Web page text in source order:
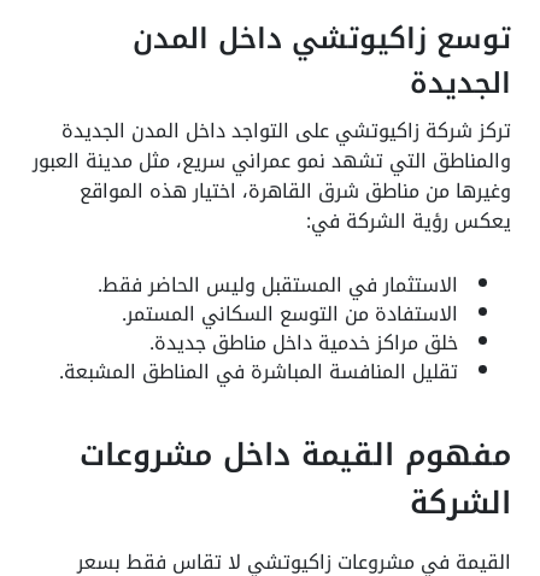
توسع زاكيوتشي داخل المدن
الجديدة
تركز شركة زاكيوتشي على التواجد داخل المدن الجديدة
والمناطق التي تشهد نمو عمراني سريع، مثل مدينة العبور
وغيرها من مناطق شرق القاهرة، اختيار هذه المواقع
يعكس رؤية الشركة في:
الاستثمار في المستقبل وليس الحاضر فقط.
الاستفادة من التوسع السكاني المستمر.
خلق مراكز خدمية داخل مناطق جديدة.
تقليل المنافسة المباشرة في المناطق المشبعة.
مفهوم القيمة داخل مشروعات
الشركة
القيمة في مشروعات زاكيوتشي لا تقاس فقط بسعر